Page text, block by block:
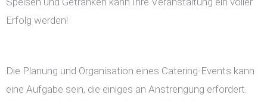
Erfolg werden!
Die Planung und Organisation eines Catering-Events kann
eine Aufgabe sein, die einiges an Anstrengung erfordert.